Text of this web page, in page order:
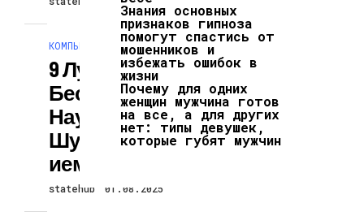
КОМПЬЮТЕРЫ И ГАДЖЕТЫ
9 Лучших
Беспроводных
Наушников С
Шумоподавлен
Ием
statehub 01.08.2025
Знания основных
признаков гипноза
помогут спастись от
мошенников и
избежать ошибок в
жизни
Почему для одних
женщин мужчина готов
на все, а для других
нет: типы девушек,
которые губят мужчин